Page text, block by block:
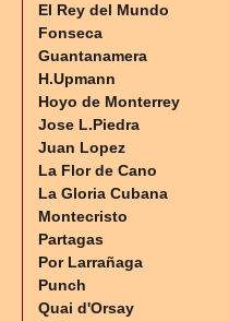
El Rey del Mundo
Fonseca
Guantanamera
H.Upmann
Hoyo de Monterrey
Jose L.Piedra
Juan Lopez
La Flor de Cano
La Gloria Cubana
Montecristo
Partagas
Por Larrañaga
Punch
Quai d'Orsay